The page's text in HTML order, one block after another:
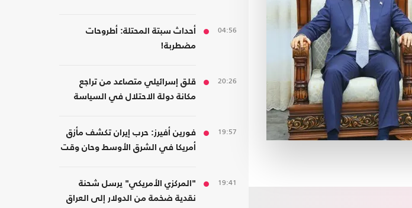
04:56
أحداث سبتة المحتلة: أطروحات
مضطربة!
20:26
قلق إسرائيلي متصاعد من تراجع
مكانة دولة الاحتلال في السياسة
19:57
فورين أفيرز: حرب إيران تكشف مأزق
أمريكا في الشرق الأوسط وحان وقت
19:41
"المركزي الأمريكي" يرسل شحنة
نقدية ضخمة من الدولار إلى العراق